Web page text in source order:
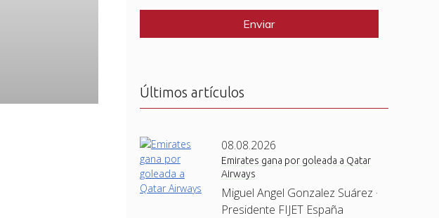
l
Últimos artículos
08.08.2026
Emirates gana por goleada a Qatar
Airways
Miguel Angel Gonzalez Suárez ·
Presidente FIJET España